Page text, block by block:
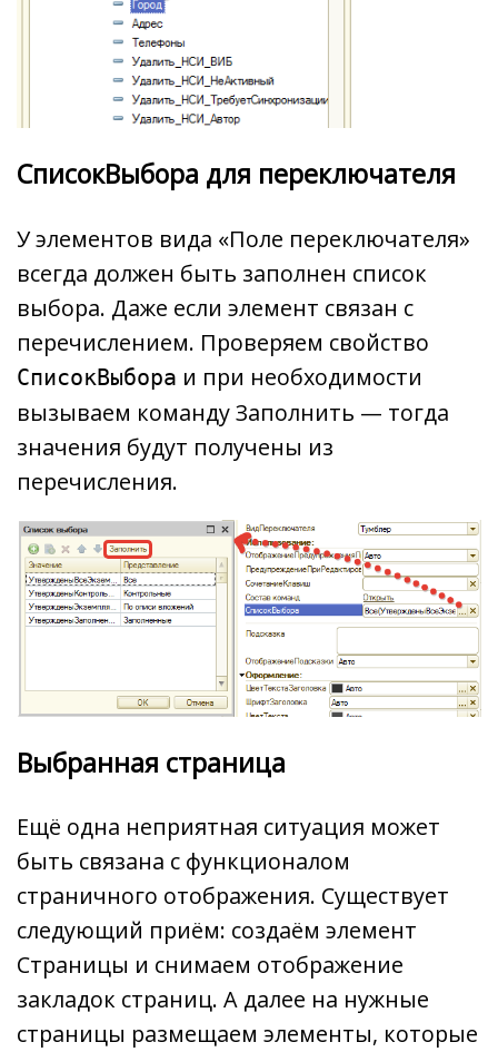
СписокВыбора для переключателя
У элементов вида «Поле переключателя»
всегда должен быть заполнен список
выбора. Даже если элемент связан с
перечислением. Проверяем свойство
СписокВыбора и при необходимости
вызываем команду Заполнить — тогда
значения будут получены из
перечисления.
Выбранная страница
Ещё одна неприятная ситуация может
быть связана с функционалом
страничного отображения. Существует
следующий приём: создаём элемент
Страницы и снимаем отображение
закладок страниц. А далее на нужные
страницы размещаем элементы, которые